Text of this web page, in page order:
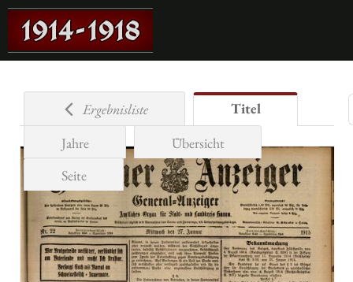
Ergebnisliste
Titel
Jahre
Übersicht
Seite